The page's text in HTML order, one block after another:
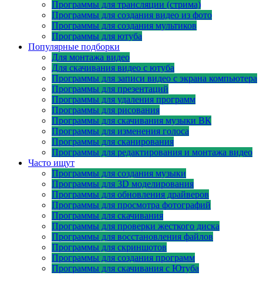
Программы для трансляции (стрима)
Программы для создания видео из фото
Программы для создания мультиков
Программы для ютуба
Популярные подборки
Для монтажа видео
Для скачивания видео с ютуба
Программы для записи видео с экрана компьютера
Программы для презентаций
Программы для удаления программ
Программы для рисования
Программы для скачивания музыки ВК
Программы для изменения голоса
Программы для сканирования
Программы для редактирования и монтажа видео
Часто ищут
Программы для создания музыки
Программы для 3D моделирования
Программы для обновления драйверов
Программы для просмотра фотографий
Программы для скачивания
Программы для проверки жесткого диска
Программы для восстановления файлов
Программы для скриншотов
Программы для создания программ
Программы для скачивания с Ютуба